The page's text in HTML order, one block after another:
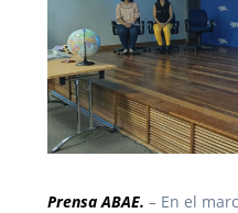
Prensa ABAE. – En el